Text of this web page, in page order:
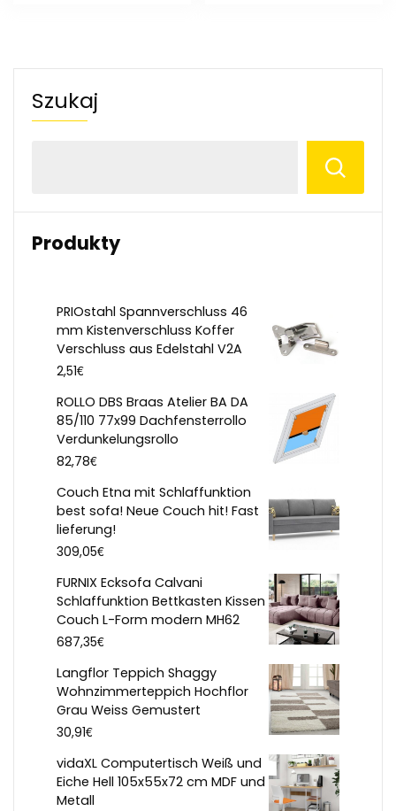
Szukaj
Produkty
PRIOstahl Spannverschluss 46
mm Kistenverschluss Koffer
Verschluss aus Edelstahl V2A
2,51€
ROLLO DBS Braas Atelier BA DA
85/110 77x99 Dachfensterrollo
Verdunkelungsrollo
82,78€
Couch Etna mit Schlaffunktion
best sofa! Neue Couch hit! Fast
lieferung!
309,05€
FURNIX Ecksofa Calvani
Schlaffunktion Bettkasten Kissen
Couch L-Form modern MH62
687,35€
Langflor Teppich Shaggy
Wohnzimmerteppich Hochflor
Grau Weiss Gemustert
30,91€
vidaXL Computertisch Weiß und
Eiche Hell 105x55x72 cm MDF und
Metall